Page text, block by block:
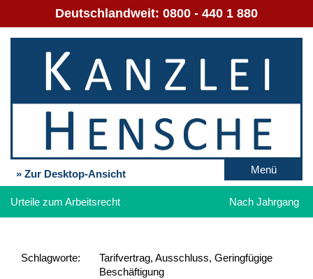
Deutschlandweit: 0800 - 440 1 880
» Zur Desktop-Ansicht Menü
Urteile zum Arbeitsrecht Nach Jahrgang
Schlag­worte:
Tarifvertrag, Ausschluss, Geringfügige
Beschäftigung